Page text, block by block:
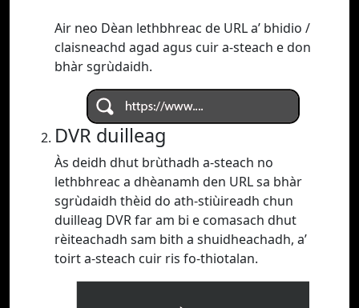
Air neo Dèan lethbhreac de URL a’ bhidio /
claisneachd agad agus cuir a-steach e don
bhàr sgrùdaidh.
DVR duilleag
Às deidh dhut brùthadh a-steach no
lethbhreac a dhèanamh den URL sa bhàr
sgrùdaidh thèid do ath-stiùireadh chun
duilleag DVR far am bi e comasach dhut
rèiteachadh sam bith a shuidheachadh, a’
toirt a-steach cuir ris fo-thiotalan.